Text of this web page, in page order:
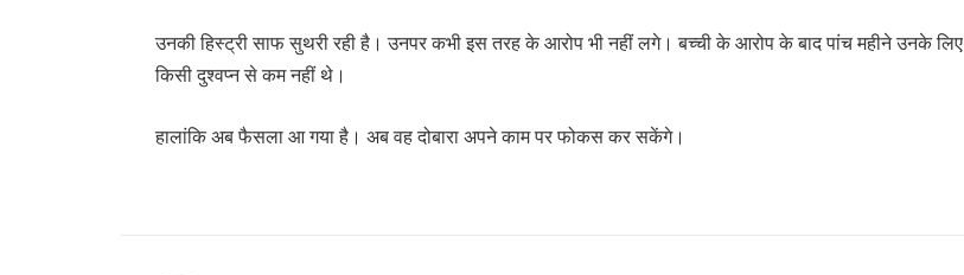
उनकी हिस्ट्री साफ सुथरी रही है। उनपर कभी इस तरह के आरोप भी नहीं लगे। बच्ची के आरोप के बाद पांच महीने उनके लिए
किसी दुश्वप्न से कम नहीं थे।
हालांकि अब फैसला आ गया है। अब वह दोबारा अपने काम पर फोकस कर सकेंगे।